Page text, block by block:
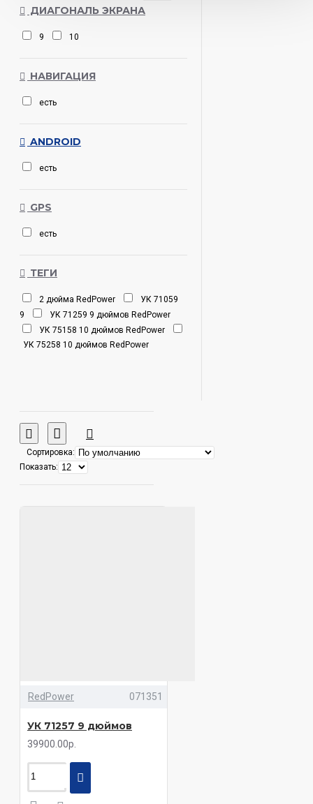
ДИАГОНАЛЬ ЭКРАНА
9 10
НАВИГАЦИЯ
есть
ANDROID
есть
GPS
есть
ТЕГИ
2 дюйма RedPower
УК 71059
9
УК 71259 9 дюймов RedPower
УК 75158 10 дюймов RedPower
УК 75258 10 дюймов RedPower
Сортировка:
Показать:
RedPower 071351
УК 71257 9 дюймов
39900.00р.